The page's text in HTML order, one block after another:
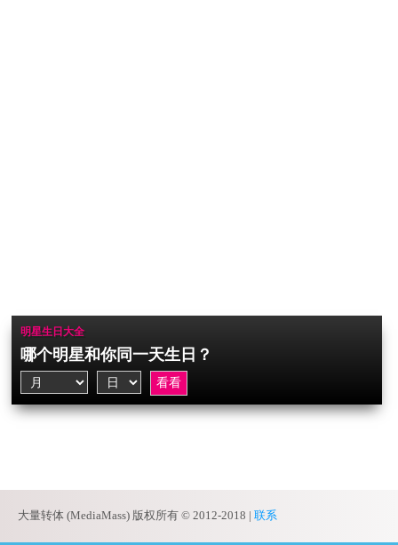
明星生日大全
哪个明星和你同一天生日？
大量转体 (MediaMass) 版权所有 © 2012-2018 | 联系